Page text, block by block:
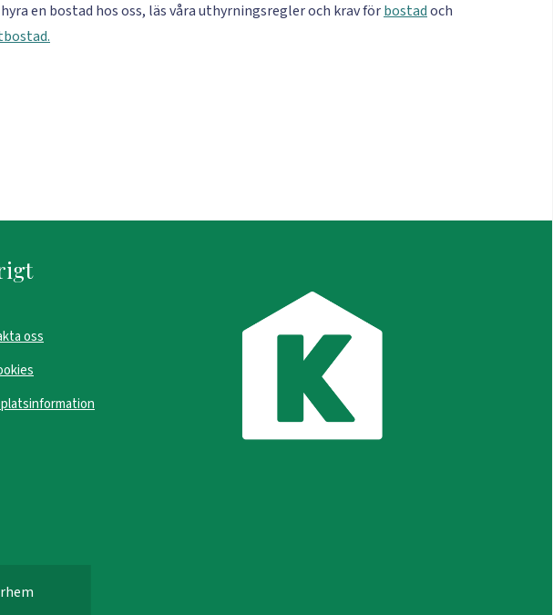
en bostad hos oss, läs våra uthyrningsregler och krav förbostadoch
oss